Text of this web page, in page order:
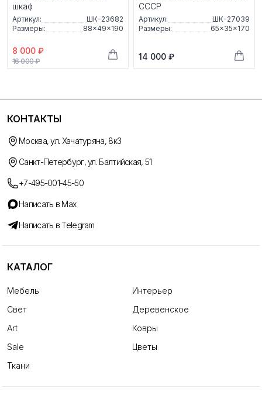
шкаф
Артикул:
ШК-23682
Размеры:
88×49×190
8 000 ₽
16 000 ₽
СССР
Артикул:
ШК-27039
Размеры:
65×35×170
14 000 ₽
КОНТАКТЫ
Москва, ул. Хачатуряна, 8к3
Санкт-Петербург, ул. Балтийская, 51
+7-495-001-45-50
Написать в Max
Написать в Telegram
КАТАЛОГ
Мебель
Интерьер
Свет
Деревенское
Art
Ковры
Sale
Цветы
Ткани